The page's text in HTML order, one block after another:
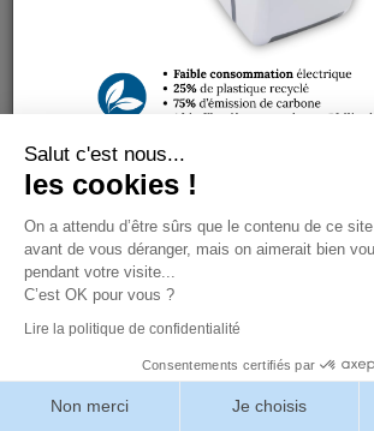
Salut c'est nous...
les cookies !
On a attendu d’être sûrs que le contenu de ce
avant de vous déranger, mais on aimerait bien
pendant votre visite...
C’est OK pour vous ?
Lire la politique de confidentialité
Consentements certifiés par
Non merci Je choisis
Sélection du